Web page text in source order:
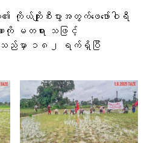
၏ ကိုယ်ကျိုးစီးပွားအတွက်ဖေဖော်ဝါရီ
မတရား သဖြင့်
သည်မှာ ၁၈၂ ရက်ရှိပြီ